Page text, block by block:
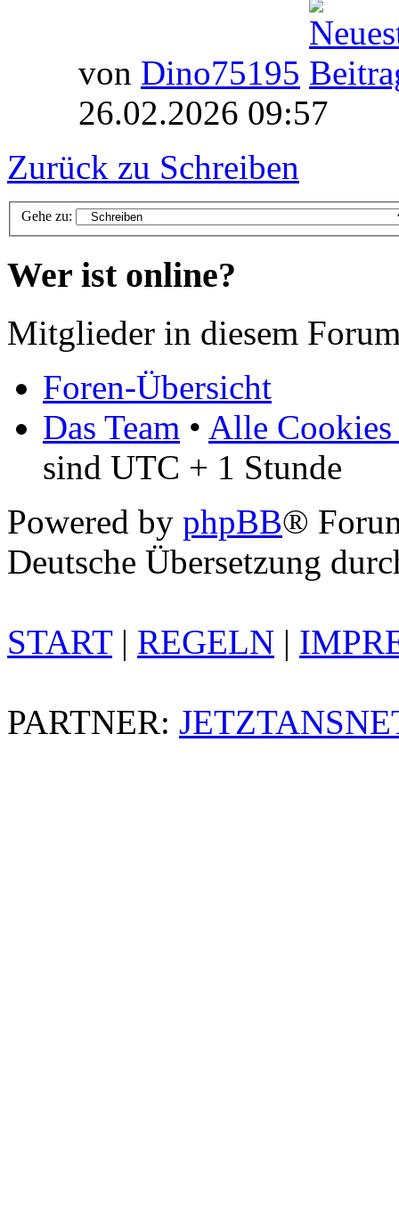
von Dino75195
26.02.2026 09:57
Zurück zu Schreiben
Gehe zu:
Wer ist online?
Mitglieder in diesem
Foren-Übersicht
Das Team • Alle Cookies
sind UTC + 1 Stunde
Powered by phpBB®
Deutsche Übersetzung
START| REGELN |
PARTNER: